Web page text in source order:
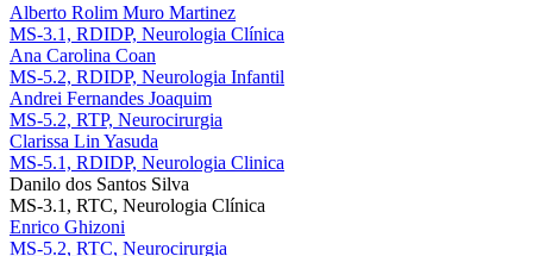
Alberto Rolim Muro Martinez
MS-3.1, RDIDP, Neurologia Clínica
Ana Carolina Coan
MS-5.2, RDIDP, Neurologia Infantil
Andrei Fernandes Joaquim
MS-5.2, RTP, Neurocirurgia
Clarissa Lin Yasuda
MS-5.1, RDIDP, Neurologia Clinica
Danilo dos Santos Silva
MS-3.1, RTC, Neurologia Clínica
Enrico Ghizoni
MS-5.2, RTC, Neurocirurgia